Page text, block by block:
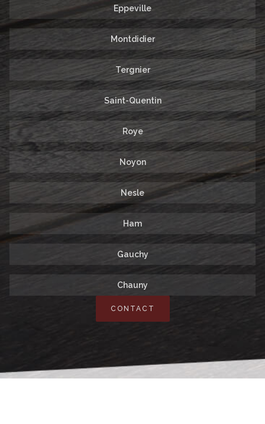
Eppeville
Montdidier
Tergnier
Saint-Quentin
Roye
Noyon
Nesle
Ham
Gauchy
Chauny
CONTACT